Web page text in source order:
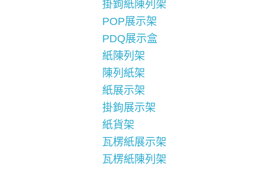
掛鉤紙陳列架
POP展示架
PDQ展示盒
紙陳列架
陳列紙架
紙展示架
掛鉤展示架
紙貨架
瓦楞紙展示架
瓦楞紙陳列架